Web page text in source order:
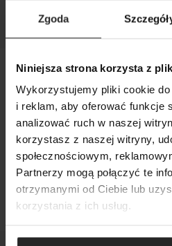
Zgoda
Niniejsza strona korzysta z
Wykorzystujemy pliki cookie
i reklam, aby oferować funkcje
analizować ruch w naszej
korzystasz z naszej witryny,
społecznościowym,
Partnerzy mogą połączyć te
otrzymanymi od Ciebie lub
korzystania z ich usług.
AQUAEL